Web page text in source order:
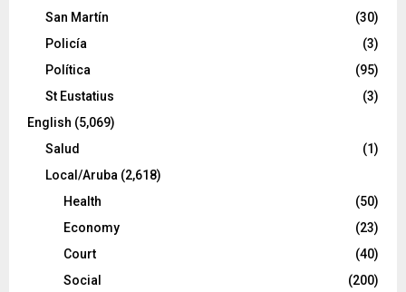
San Martín
(30)
Policía
(3)
Política
(95)
St Eustatius
(3)
English (5,069)
Salud
(1)
Local/Aruba (2,618)
Health
(50)
Economy
(23)
Court
(40)
Social
(200)